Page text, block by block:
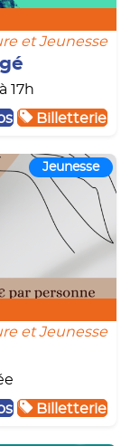
et Jeunesse
17h
Billetterie
Jeunesse
et Jeunesse
Billetterie